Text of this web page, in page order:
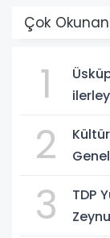
Çok
1
2
3
TDP